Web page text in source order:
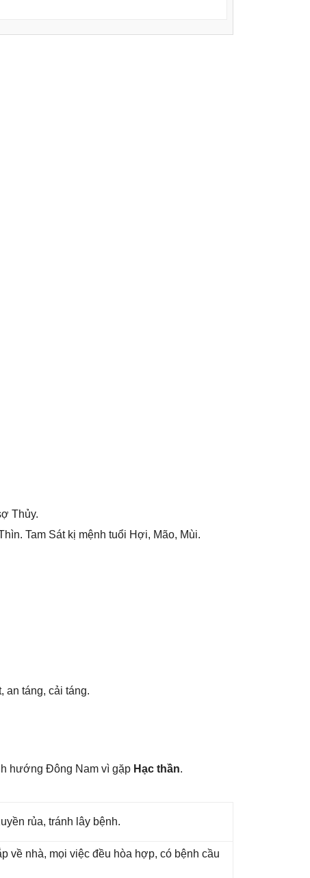
Thủy.
Tam Sát kị mệnh tuổi Hợi, Mão, Mùi.
an táng, cải táng.
hướnɡ Đônɡ Nam vì ɡặp Hạc thần.
rủa, tránh lây bệnh.
về nhà, mọi việc đều hòa hợp, có bệnh cầu